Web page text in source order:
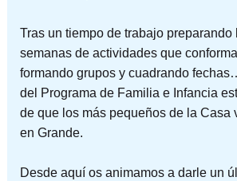
Tras un tiempo de trabajo preparando
semanas de actividades que
formando grupos y cuadrando
del Programa de Familia e Infancia
de que los más pequeños de la Casa
en Grande.
Desde aquí os animamos a darle un